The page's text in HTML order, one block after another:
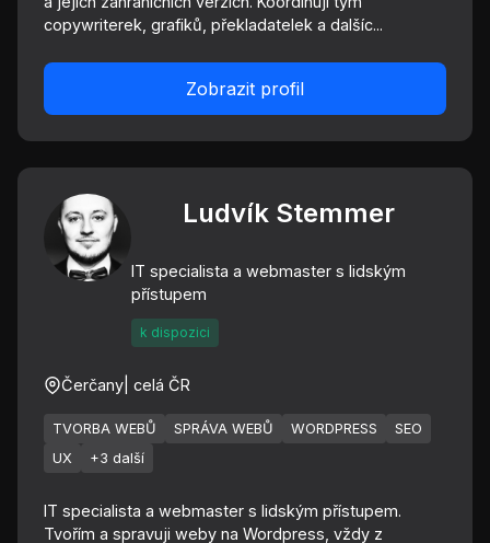
copywriterek, grafiků, překladatelek a dalšíc...
Zobrazit profil
Ludvík Stemmer
IT specialista a webmaster s lidským
přístupem
k dispozici
Čerčany | celá ČR
TVORBA WEBŮ SPRÁVA WEBŮ WORDPRESS
SEO
UX
+3 další
IT specialista a webmaster s lidským přístupem.
Tvořím a spravuji weby na Wordpress, vždy z